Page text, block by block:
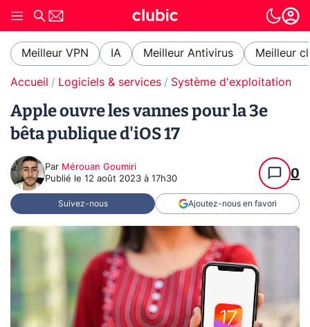
Meilleur VPN IA Meilleur Antivirus Meilleur
Accueil Logiciels & services Système d'exploitation
Apple ouvre les vannes pour la 3e
bêta publique d'iOS 17
Par Mérouan Goumiri
Publié le 12 août 2023 à 17h30 0
Suivez-nous Ajoutez-nous en favori